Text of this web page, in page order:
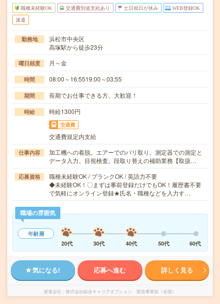
職種未経験OK 交通費別途支給あり 土日祝日が休み WEB登録OK
派遣
勤務地
浜松市中央区
高塚駅から徒歩23分
曜日頻度 月～金
時間 08:00～16:5519:00～03:55
期間 長期でお仕事できる方、大歓迎！
時給 時給1300円
交通費
交通費規定内支給
仕事内容
加工機への着脱。エアーでのバリ取り。測定器での測定と
データ入力。目視検査。段取り替えの補助業務【取扱…
応募資格
職種未経験OK / ブランクOK / 英語力不要
◆未経験OK！〇まずは事前登録だけでもOK！履歴書不要
で気軽にオンライン登録★氏名・職種などを入力す…
職場の雰囲気
年齢層
20代
30代 40代 50代 60代
気になる! 応募へ進む 詳しく見る
派遣会社 株式会社綜合キャリアオプション 製造事業部（全国）